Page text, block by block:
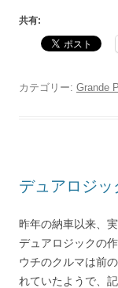
共有:
カテゴリー: Grande
デュアロジ
昨年の納車以来、
デュアロジックの
ウチのクルマは前
れていたようで、